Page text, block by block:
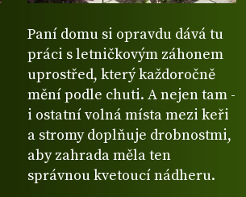
Paní domu si opravdu dává tu
práci s letničkovým záhonem
uprostřed, který každoročně
mění podle chuti. A nejen tam -
i ostatní volná místa mezi keři
a stromy doplňuje drobnostmi,
aby zahrada měla ten
správnou kvetoucí nádheru.